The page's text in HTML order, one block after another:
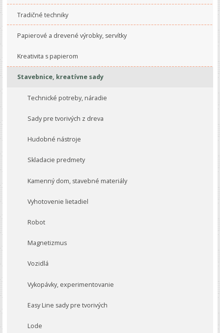
Tradičné techniky
Papierové a drevené výrobky, servítky
Kreativita s papierom
Stavebnice, kreatívne sady
Technické potreby, náradie
Sady pre tvorivých z dreva
Hudobné nástroje
Skladacie predmety
Kamenný dom, stavebné materiály
Vyhotovenie lietadiel
Robot
Magnetizmus
Vozidlá
Vykopávky, experimentovanie
Easy Line sady pre tvorivých
Lode